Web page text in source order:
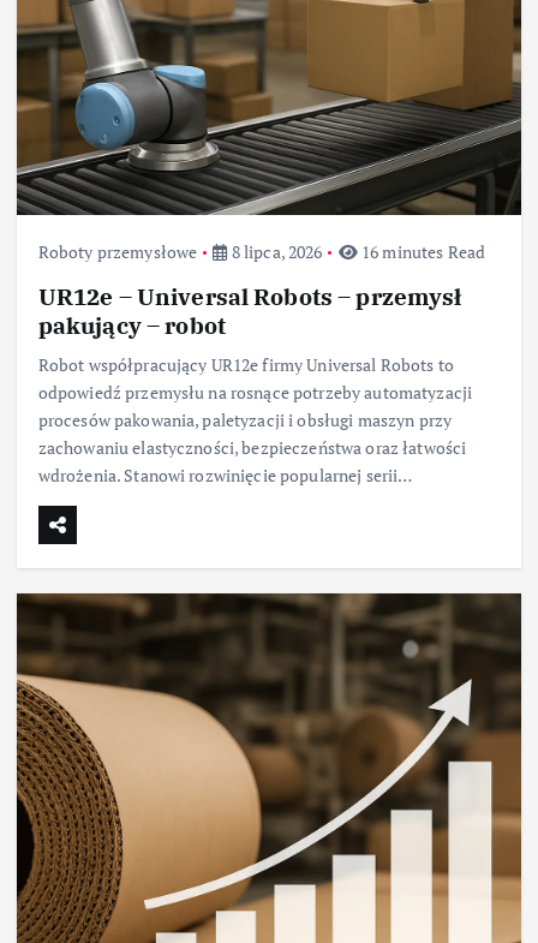
Roboty przemysłowe 8 lipca, 2026 16 minutes Read
UR12e – Universal Robots – przemysł
pakujący – robot
Robot współpracujący UR12e firmy Universal Robots to
odpowiedź przemysłu na rosnące potrzeby automatyzacji
procesów pakowania, paletyzacji i obsługi maszyn przy
zachowaniu elastyczności, bezpieczeństwa oraz łatwości
wdrożenia. Stanowi rozwinięcie popularnej serii…